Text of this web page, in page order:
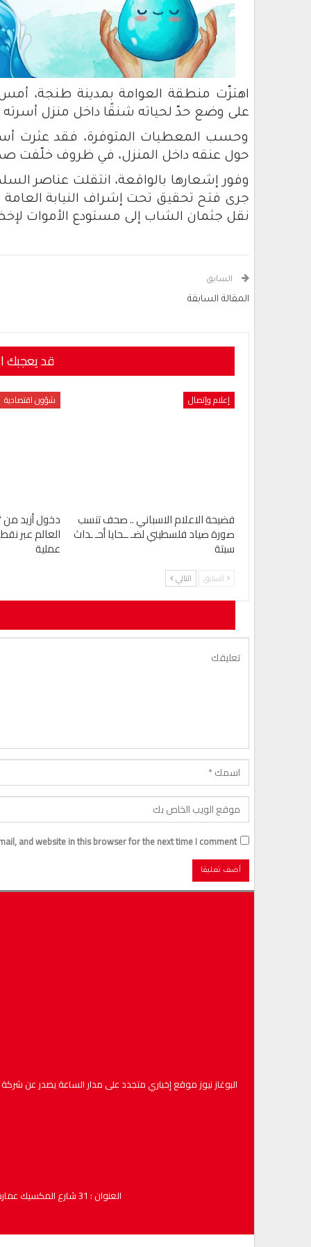
اهتزّت منطقة العوامة بمدينة طنجة،
على وضع حدّ لحياته شنقًا داخل منزل
وحسب المعطيات المتوفرة، فقد عثرت
حول عنقه داخل المنزل، في ظروف خلّفت
وفور إشعارها بالواقعة، انتقلت عناصر
جرى فتح تحقيق تحت إشراف النيابة العامة
نقل جثمان الشاب إلى مستودع الأموات
السابق
المقالة السابقة
قد يعجبك
إعلام وإتصال
فضيحة الاعلام الاسباني .. صحف تنسب
صورة صياد فلسطيني لضـ ــحايا أحـ ـداث
سبتة
شؤون اقتصادية
العالم عبر
عملية
السابق التالي
and website in this browser for the next time I comment.
البوغاز نيوز موقع إخباري متجدد على مدار الساعة يصدر عن شركة : البوغاز نيوز لخدمات
العنوان : 31 شارع المكسيك عمارة الفتح الطابق الخامس رقم المكتب -67 مكرر – طنجة – ( صندوق البريد :2484 المصلى ) الهاتف/ فاكس : 0539937629